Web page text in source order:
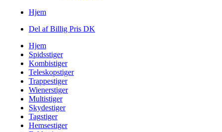
Hjem
Del af Billig Pris DK
Hjem
Spidsstiger
Kombistiger
Teleskopstiger
Trappestiger
Wienerstiger
Multistiger
Skydestiger
Tagstiger
Hemsestiger